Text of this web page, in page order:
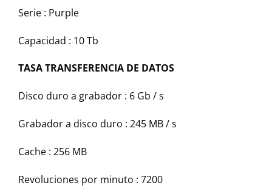
Serie : Purple
Capacidad : 10 Tb
TASA TRANSFERENCIA DE DATOS
Disco duro a grabador : 6 Gb / s
Grabador a disco duro : 245 MB / s
Cache : 256 MB
Revoluciones por minuto : 7200